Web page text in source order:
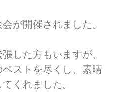
が開催されました。
した方もいますが、
ストを尽くし、素晴
くれました。